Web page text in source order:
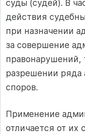
суды (судей). В
действия
при назначении
за совершение
правонарушений,
разрешении ряда
споров.
Применение
отличается от